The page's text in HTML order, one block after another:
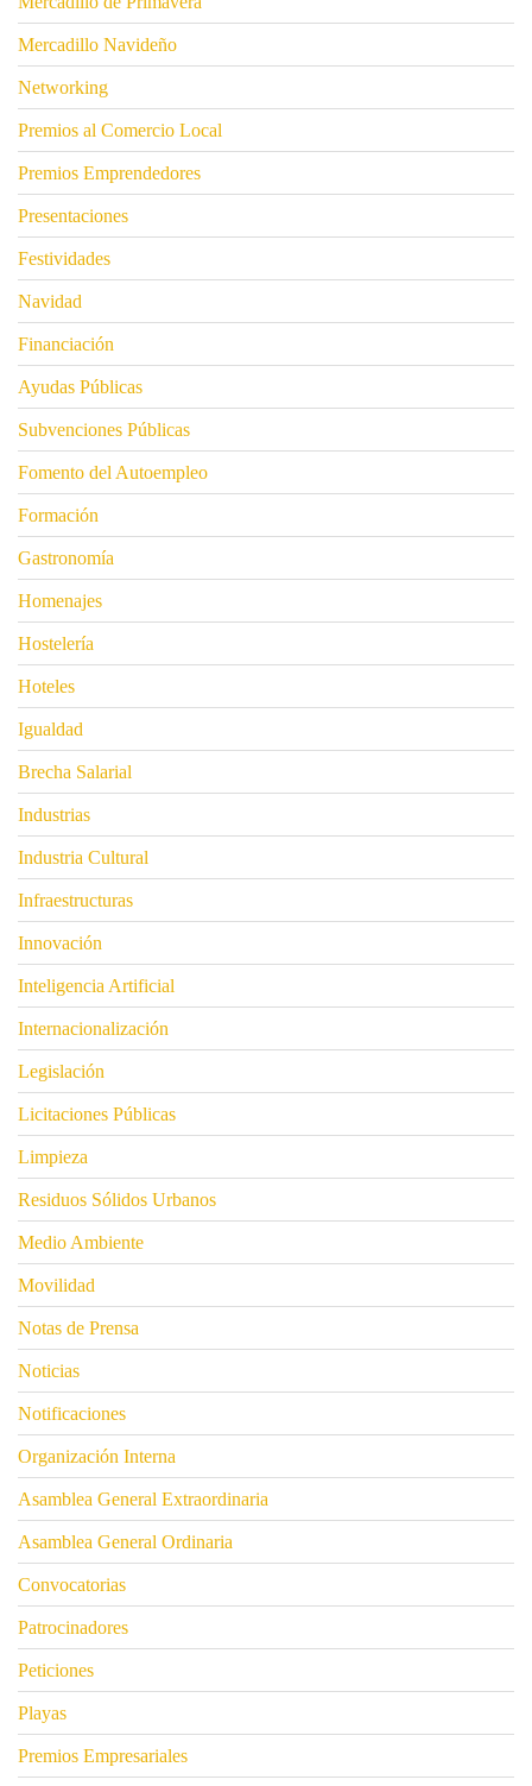
Mercadillo Navideño
Networking
Premios al Comercio Local
Premios Emprendedores
Presentaciones
Festividades
Navidad
Financiación
Ayudas Públicas
Subvenciones Públicas
Fomento del Autoempleo
Formación
Gastronomía
Homenajes
Hostelería
Hoteles
Igualdad
Brecha Salarial
Industrias
Industria Cultural
Infraestructuras
Innovación
Inteligencia Artificial
Internacionalización
Legislación
Licitaciones Públicas
Limpieza
Residuos Sólidos Urbanos
Medio Ambiente
Movilidad
Notas de Prensa
Noticias
Notificaciones
Organización Interna
Asamblea General Extraordinaria
Asamblea General Ordinaria
Convocatorias
Patrocinadores
Peticiones
Playas
Premios Empresariales